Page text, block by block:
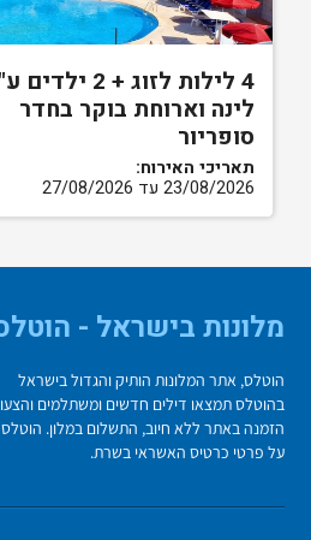
4 לילות לזוג + 2
לינה וארוחת בוקר בחדר
סופריור
תאריכי האירוח:
23/08/2026 עד 27/08/2026
מלונות בישראל -
הוטלס, אתר המלונות הותיק והגדול בישראל
בהוטלס תמצאו דילים חדשים ומשתלמים
על פרטי כרטיס האשראי בשרת.